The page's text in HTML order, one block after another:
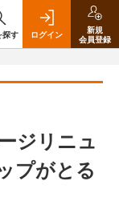
探す ログイン
新規
会員登録
ジリニュ
プがとる